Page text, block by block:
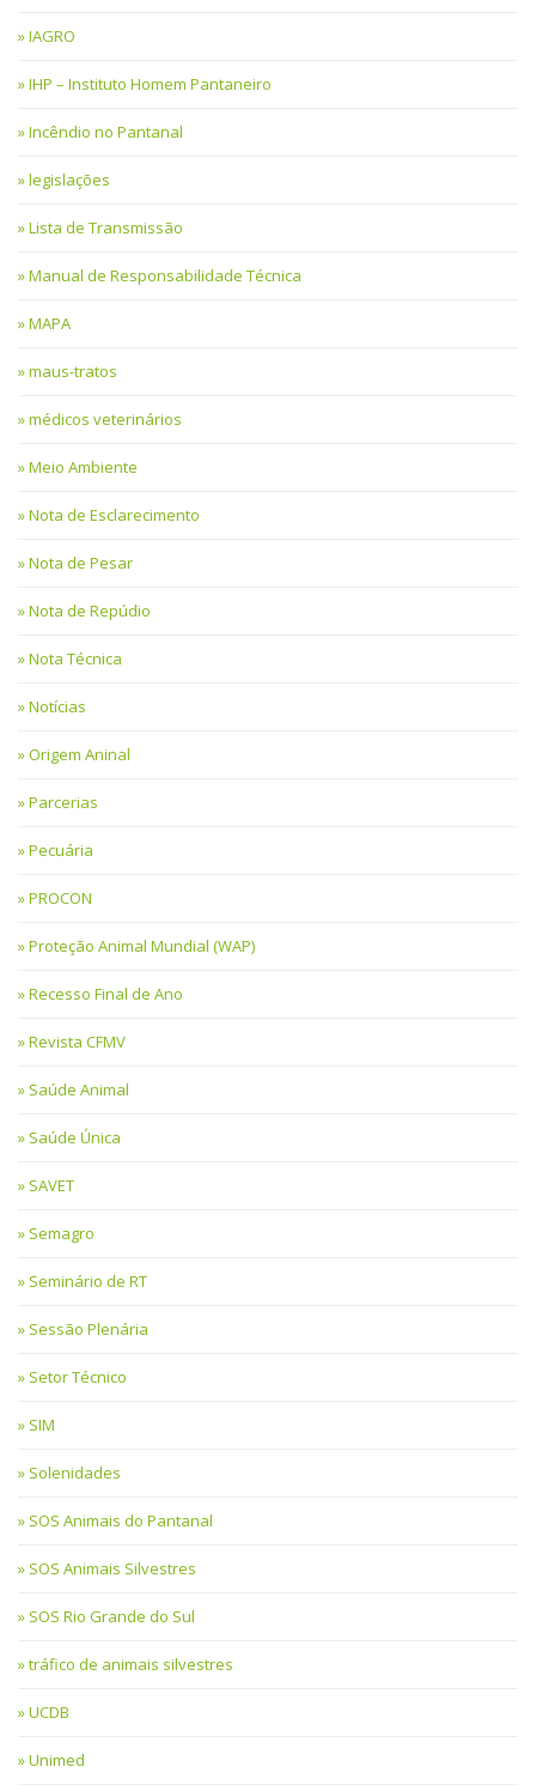
IAGRO
IHP – Instituto Homem Pantaneiro
Incêndio no Pantanal
legislações
Lista de Transmissão
Manual de Responsabilidade Técnica
MAPA
maus-tratos
médicos veterinários
Meio Ambiente
Nota de Esclarecimento
Nota de Pesar
Nota de Repúdio
Nota Técnica
Notícias
Origem Aninal
Parcerias
Pecuária
PROCON
Proteção Animal Mundial (WAP)
Recesso Final de Ano
Revista CFMV
Saúde Animal
Saúde Única
SAVET
Semagro
Seminário de RT
Sessão Plenária
Setor Técnico
SIM
Solenidades
SOS Animais do Pantanal
SOS Animais Silvestres
SOS Rio Grande do Sul
tráfico de animais silvestres
UCDB
Unimed